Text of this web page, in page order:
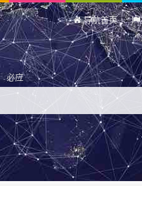
导航首页
必应